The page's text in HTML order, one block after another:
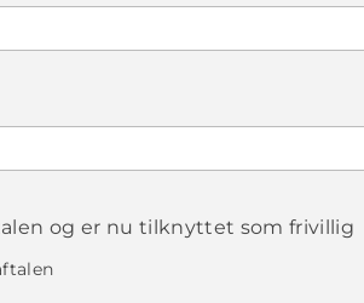
og er nu tilknyttet som frivillig